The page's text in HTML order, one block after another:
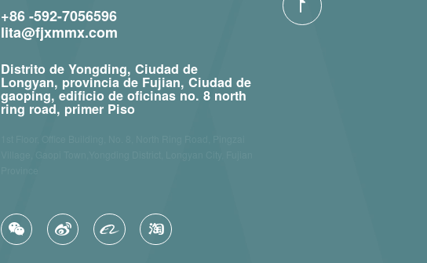
+86 -592-7056596
lita@fjxmmx.com
Distrito de Yongding, Ciudad de
Longyan, provincia de Fujian, Ciudad de
gaoping, edificio de oficinas no. 8 north
ring road, primer Piso